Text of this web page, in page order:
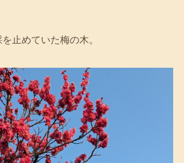
止めていた梅の木。